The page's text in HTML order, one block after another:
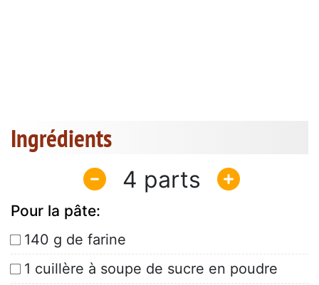
Ingrédients
4
Pour la pâte:
140 g de farine
1 cuillère à soupe de sucre en poudre